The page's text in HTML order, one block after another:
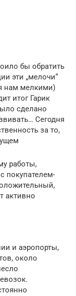
бы обратить
эти „мелочи“
нам мелкими)
итог Гарик
сделано
Сегодня
за то,
работы,
покупателем-
активно
и аэропорты,
около